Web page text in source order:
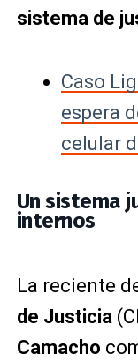
sistema de
Caso
espera
celular
Un sistema
internos
La reciente
de Justicia
Camacho